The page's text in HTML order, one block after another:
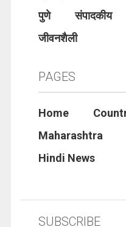
पुणे
संपादकीय
जीवनशैली
PAGES
Home
Maharashtra
Hindi News
SUBSCRIBE